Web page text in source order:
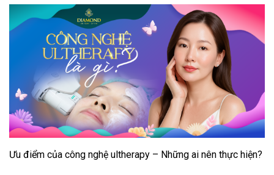
Ưu điểm của công nghệ ultherapy – Những ai nên thực hiện?